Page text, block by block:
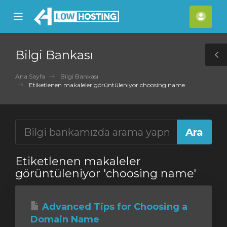
Mobile
Menu
Bilgi Bankası
Ana Sayfa
Bilgi Bankası
Etiketlenen makaleler görüntüleniyor choosing name
Etiketlenen makaleler
görüntüleniyor 'choosing name'
Advanced Tips for Choosing a
Domain Name